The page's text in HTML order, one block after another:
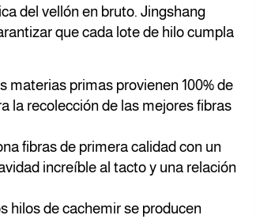
del vellón en bruto. Jingshang
que cada lote de hilo cumpla
materias primas provienen 100% de
la recolección de las mejores fibras
fibras de primera calidad con un
increíble al tacto y una relación
hilos de cachemir se producen